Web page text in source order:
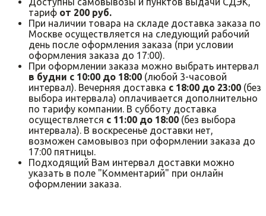
тариф от 200 руб.
При наличии товара на складе доставка заказа по
Москве осуществляется на следующий рабочий
день после оформления заказа (при условии
оформления заказа до 17:00).
При оформлении заказа можно выбрать интервал
в будни с 10:00 до 18:00 (любой 3-часовой
интервал). Вечерняя доставка с 18:00 до 23:00 (без
выбора интервала) оплачивается дополнительно
по тарифу компании. В субботу доставка
осуществляется с 11:00 до 18:00 (без выбора
интервала). В воскресенье доставки нет,
возможен самовывоз при оформлении заказа до
17:00 пятницы.
Подходящий Вам интервал доставки можно
указать в поле "Комментарий" при онлайн
оформлении заказа.